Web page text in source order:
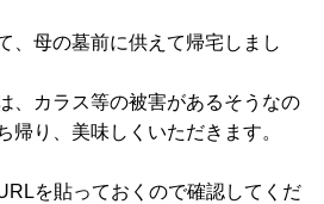
、母の墓前に供えて帰宅しまし
、カラス等の被害があるそうなの
帰り、美味しくいただきます。
を貼っておくので確認してくだ